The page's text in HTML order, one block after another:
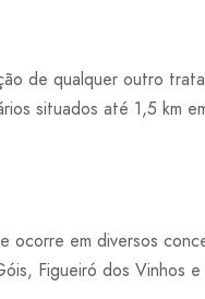
de qualquer outro
situados até 1,5 km
em diversos
Figueiró dos Vinhos